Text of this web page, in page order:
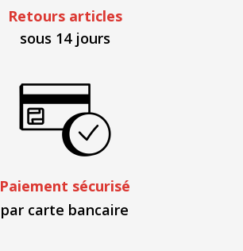
Retours articles
sous 14 jours
Paiement sécurisé
par carte bancaire